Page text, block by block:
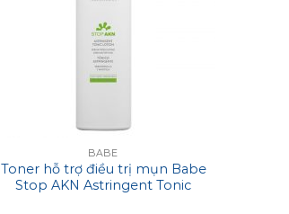
BABE
Toner hỗ trợ điều trị mụn Babe
Stop AKN Astringent Tonic